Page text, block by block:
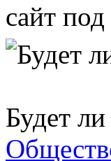
сайт
Будет